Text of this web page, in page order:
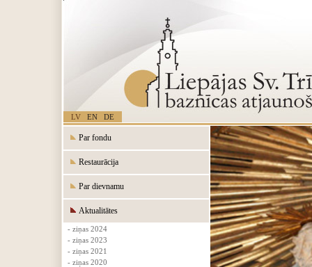
LV EN DE
Par fondu
Restaurācija
Par dievnamu
Aktualitātes
- ziņas 2024
- ziņas 2023
- ziņas 2021
- ziņas 2020